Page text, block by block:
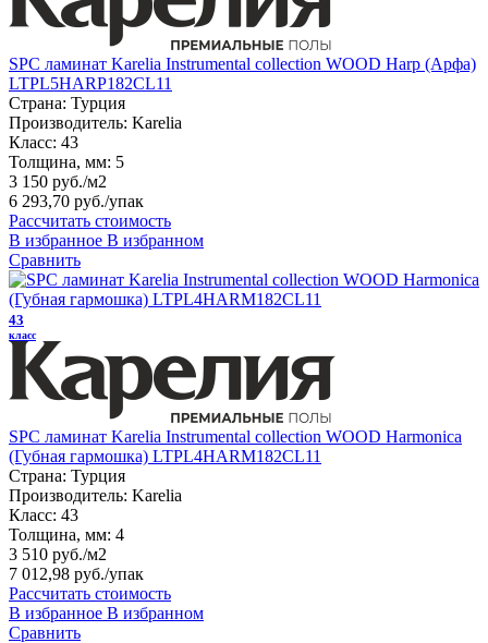
SPC ламинат Karelia Instrumental collection WOOD Harp (Арфа)
LTPL5HARP182CL11
Страна: Турция
Производитель: Karelia
Класс: 43
Толщина, мм: 5
3 150 руб./м2
6 293,70 руб./упак
Рассчитать стоимость
В избранное В избранном
Сравнить
43
класс
SPC ламинат Karelia Instrumental collection WOOD Harmonica
(Губная гармошка) LTPL4HARM182CL11
Страна: Турция
Производитель: Karelia
Класс: 43
Толщина, мм: 4
3 510 руб./м2
7 012,98 руб./упак
Рассчитать стоимость
В избранное В избранном
Сравнить